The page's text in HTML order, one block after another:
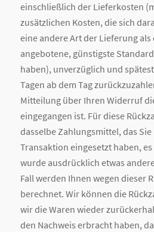
einschließlich der Lieferkosten
zusätzlichen Kosten, die sich
eine andere Art der Lieferung als
angebotene, günstigste
haben), unverzüglich und
Tagen ab dem Tag
Mitteilung über Ihren Widerruf
eingegangen ist. Für diese
dasselbe Zahlungsmittel, das
Transaktion eingesetzt haben,
wurde ausdrücklich etwas
Fall werden Ihnen wegen dieser
berechnet. Wir können die
wir die Waren wieder
den Nachweis erbracht haben,